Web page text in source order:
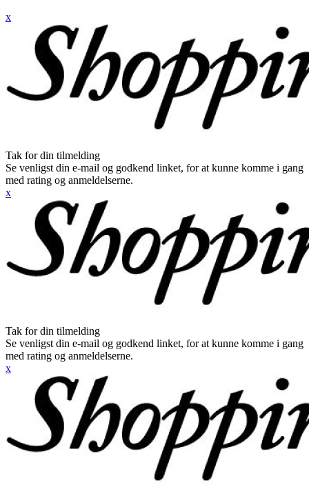
x
Tak for din tilmelding
Se venligst din e-mail og godkend linket, for at kunne komme i gang
med rating og anmeldelserne.
x
Tak for din tilmelding
Se venligst din e-mail og godkend linket, for at kunne komme i gang
med rating og anmeldelserne.
x